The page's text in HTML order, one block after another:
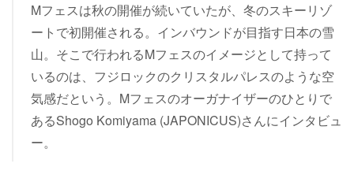
Mフェスは秋の開催が続いていたが、冬のスキーリゾ
ートで初開催される。インバウンドが目指す日本の雪
山。そこで行われるMフェスのイメージとして持って
いるのは、フジロックのクリスタルパレスのような空
気感だという。Mフェスのオーガナイザーのひとりで
あるShogo Komiyama (JAPONICUS)さんにインタビュ
ー。